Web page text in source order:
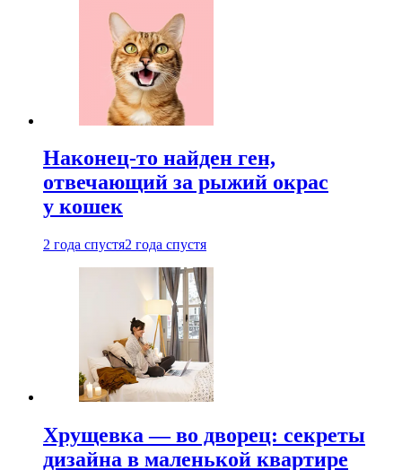
Наконец-то найден ген,
отвечающий за рыжий окрас
у кошек
2 года спустя2 года спустя
Хрущевка — во дворец: секреты
дизайна в маленькой квартире